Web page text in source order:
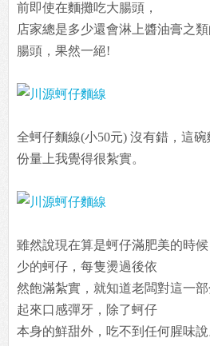
前即使在麵攤吃大腸頭，
店家總是多少還會淋上醬油膏之
腸頭，果然一絕!
全蚵仔麵線(小50元) 沒有錯，這
份量上我覺得很紮實。
雖然說現在算是蚵仔滿肥美的時
少的蚵仔，每隻燙過後依
然飽滿紮實，就知道老闆對這一
起來口感彈牙，除了蚵仔
本身的鮮甜外，吃不到任何腥味說